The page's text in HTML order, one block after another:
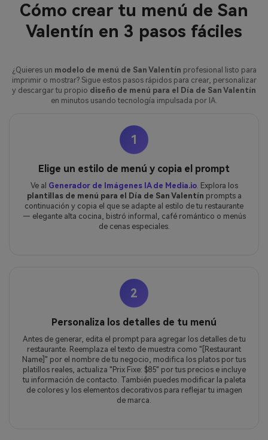
Cómo crear tu menú de San
Valentín en 3 pasos fáciles
¿Quieres un modelo de menú de San Valentín profesional listo para
imprimir o mostrar? Sigue estos pasos rápidos para crear, personalizar
y descargar tu propio diseño de menú para el Día de San Valentín
en minutos usando tecnología impulsada por IA.
1
Elige un estilo de menú y copia el prompt
Ve al Generador de Imágenes IA de Media.io. Explora los
plantillas de menú para el Día de San Valentín prompts a
continuación y copia el que se adapte al estilo de tu restaurante
— elegante alta cocina, bistró informal, café romántico o menús
de cenas especiales.
2
Personaliza los detalles de tu menú
Antes de generar, edita el prompt para agregar los detalles de tu
restaurante. Reemplaza el texto de muestra como "[Restaurant
Name]" por el nombre de tu negocio, modifica los platos por tus
platillos reales, actualiza "Prix Fixe: $85" por tus precios e incluye
tu información de contacto. También puedes modificar la paleta
de colores y los elementos decorativos para reflejar tu imagen
de marca.